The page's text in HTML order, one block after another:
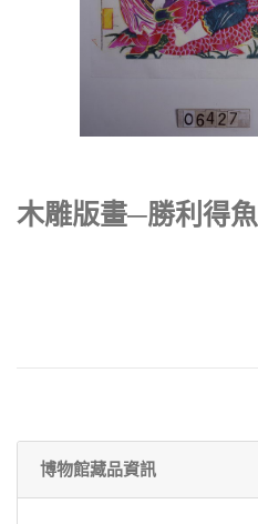
木雕版畫─勝利得魚
博物館藏品資訊